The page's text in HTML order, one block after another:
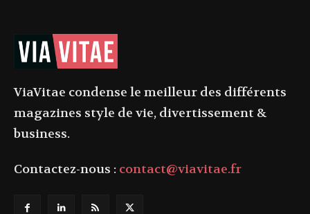
ViaVitae condense le meilleur des différents
magazines style de vie, divertissement &
business.
Contactez-nous : contact@viavitae.fr